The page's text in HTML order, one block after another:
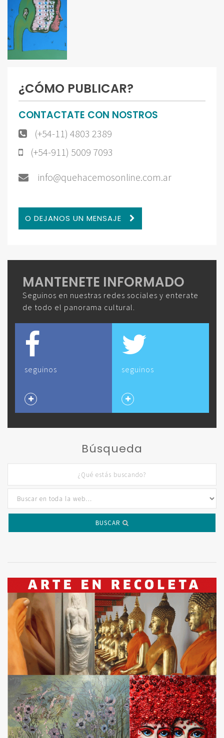
¿CÓMO PUBLICAR?
CONTACTATE CON NOSTROS
(+54-11) 4803 2389
(+54-911) 5009 7093
info@quehacemosonline.com.ar
O DEJANOS UN MENSAJE
MANTENETE INFORMADO
Seguinos en nuestras redes sociales y enterate
de todo el panorama cultural.
seguinos seguinos
Búsqueda
BUSCAR